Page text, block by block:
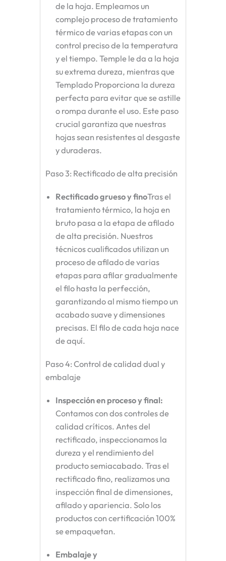
de la hoja. Empleamos un
complejo proceso de tratamiento
térmico de varias etapas con un
control preciso de la temperatura
y el tiempo. Temple le da a la hoja
su extrema dureza, mientras que
Templado Proporciona la dureza
perfecta para evitar que se astille
o rompa durante el uso. Este paso
crucial garantiza que nuestras
hojas sean resistentes al desgaste
y duraderas.
Paso 3: Rectificado de alta precisión
Rectificado grueso y finoTras el
tratamiento térmico, la hoja en
bruto pasa a la etapa de afilado
de alta precisión. Nuestros
técnicos cualificados utilizan un
proceso de afilado de varias
etapas para afilar gradualmente
el filo hasta la perfección,
garantizando al mismo tiempo un
acabado suave y dimensiones
precisas. El filo de cada hoja nace
de aquí.
Paso 4: Control de calidad dual y
embalaje
Inspección en proceso y final:
Contamos con dos controles de
calidad críticos. Antes del
rectificado, inspeccionamos la
dureza y el rendimiento del
producto semiacabado. Tras el
rectificado fino, realizamos una
inspección final de dimensiones,
afilado y apariencia. Solo los
productos con certificación 100%
se empaquetan.
Embalaje y